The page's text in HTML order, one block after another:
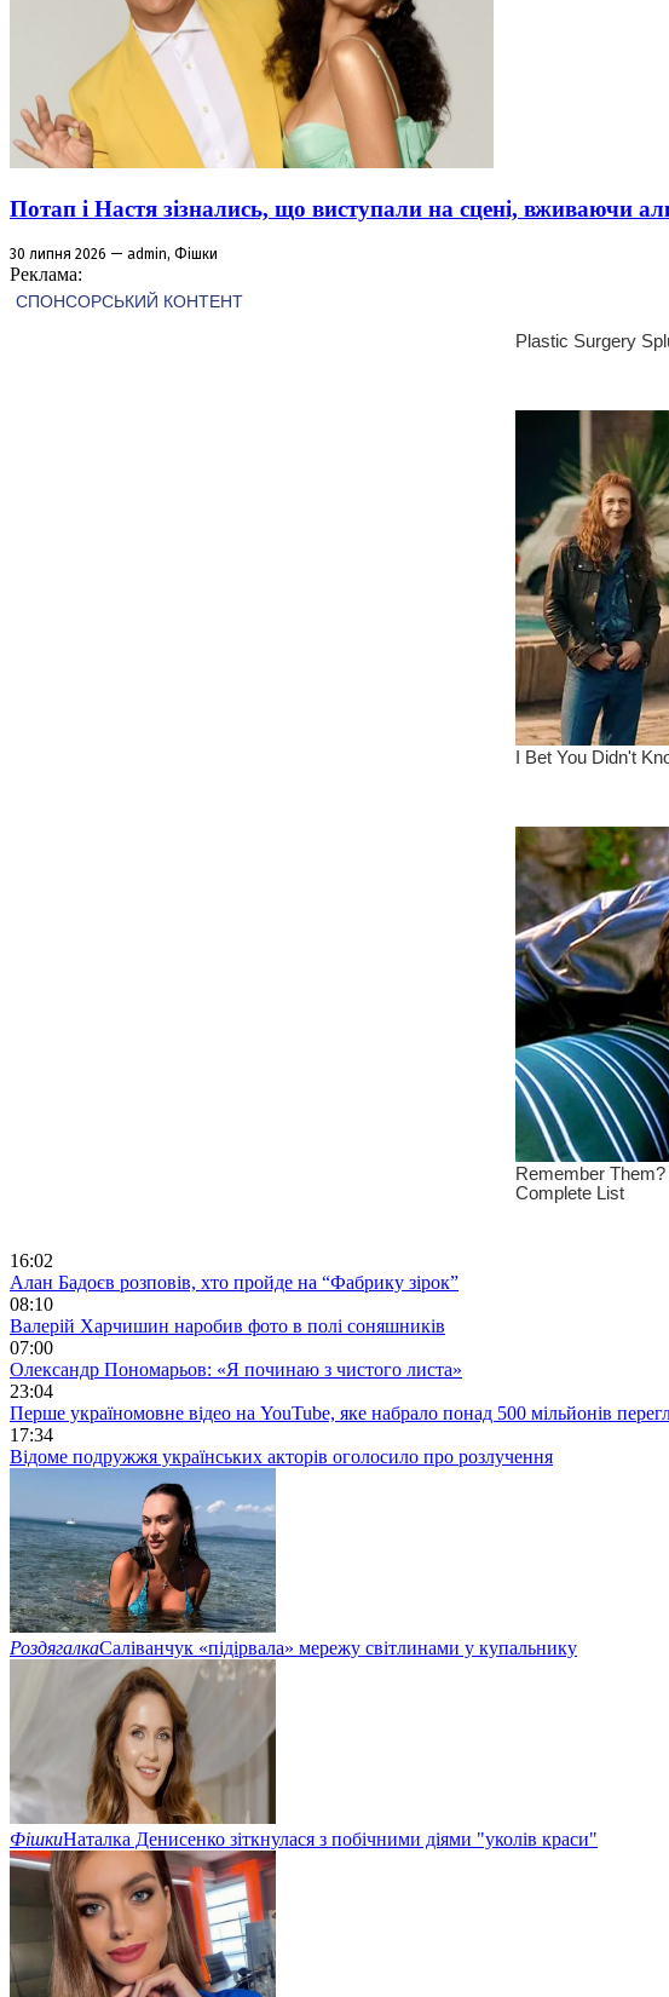
Потап і Настя зізнались, що виступали на сцені, вживаючи
30 липня 2026 — admin, Фішки
Реклама:
16:02
Алан Бадоєв розповів, хто пройде на “Фабрику зірок”
08:10
Валерій Харчишин наробив фото в полі соняшників
07:00
Олександр Пономарьов: «Я починаю з чистого листа»
23:04
Перше україномовне відео на YouTube, яке набрало понад 500 мільйонів
17:34
Відоме подружжя українських акторів оголосило про розлучення
РоздягалкаСаліванчук «підірвала» мережу світлинами у купальнику
ФішкиНаталка Денисенко зіткнулася з побічними діями "уколів краси"